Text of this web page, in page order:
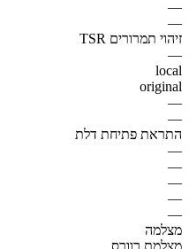
—
—
זיהוי תמרורים TSR
—
local
original
—
—
התראת פתיחת דלת
—
—
—
—
—
מצלמה
מצלמת רוורס